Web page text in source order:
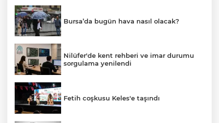
Bursa’da bugün hava nasıl olacak?
Nilüfer'de kent rehberi ve imar durumu
sorgulama yenilendi
Fetih coşkusu Keles'e taşındı